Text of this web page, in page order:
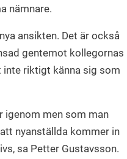
nämnare.
ansikten. Det är också
gentemot kollegornas
inte riktigt känna sig som
igenom men som man
nyanställda kommer in
sa Petter Gustavsson.